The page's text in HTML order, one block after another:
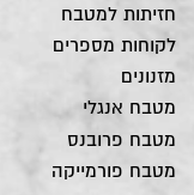
חזיתות למטבח
לקוחות מספרים
מזנונים
מטבח אנגלי
מטבח פרובנס
מטבח פורמייקה